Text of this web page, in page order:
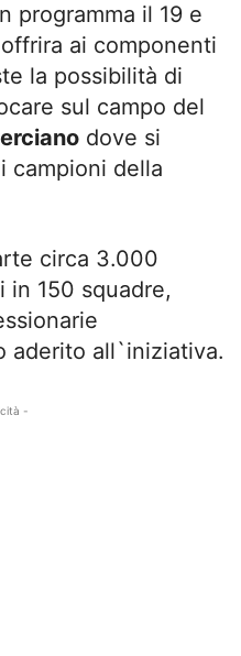
programma il 19 e
ai componenti
la possibilità di
sul campo del
dove si
campioni della
circa 3.000
in 150 squadre,
aderito all`iniziativa.
-